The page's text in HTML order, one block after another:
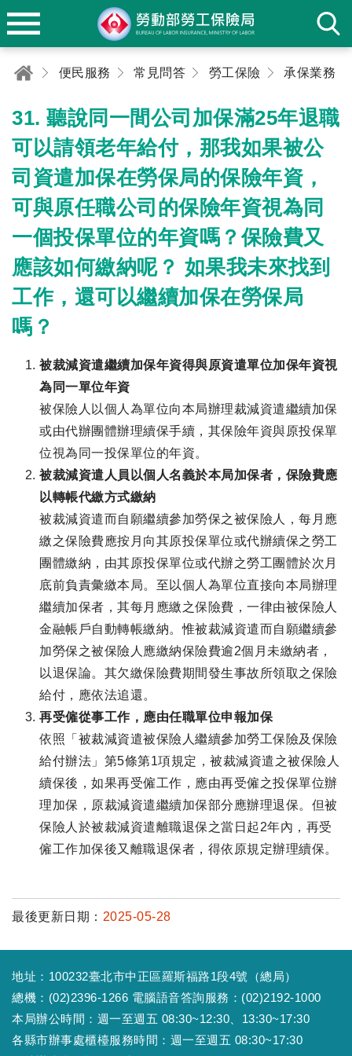
便民服務 常見問答 勞工保險 承保業務
31. 聽說同一間公司加保滿25年退職
可以請領老年給付，那我如果被公
司資遣加保在勞保局的保險年資，
可與原任職公司的保險年資視為同
一個投保單位的年資嗎？保險費又
應該如何繳納呢？ 如果我未來找到
工作，還可以繼續加保在勞保局
嗎？
被裁減資遣繼續加保年資得與原資遣單位加保年資視
為同一單位年資
被保險人以個人為單位向本局辦理裁減資遣繼續加保
或由代辦團體辦理續保手續，其保險年資與原投保單
位視為同一投保單位的年資。
被裁減資遣人員以個人名義於本局加保者，保險費應
以轉帳代繳方式繳納
被裁減資遣而自願繼續參加勞保之被保險人，每月應
繳之保險費應按月向其原投保單位或代辦續保之勞工
團體繳納，由其原投保單位或代辦之勞工團體於次月
底前負責彙繳本局。至以個人為單位直接向本局辦理
繼續加保者，其每月應繳之保險費，一律由被保險人
金融帳戶自動轉帳繳納。惟被裁減資遣而自願繼續參
加勞保之被保險人應繳納保險費逾2個月未繳納者，
以退保論。其欠繳保險費期間發生事故所領取之保險
給付，應依法追還。
再受僱從事工作，應由任職單位申報加保
依照「被裁減資遣被保險人繼續參加勞工保險及保險
給付辦法」第5條第1項規定，被裁減資遣之被保險人
續保後，如果再受僱工作，應由再受僱之投保單位辦
理加保，原裁減資遣繼續加保部分應辦理退保。但被
保險人於被裁減資遣離職退保之當日起2年內，再受
僱工作加保後又離職退保者，得依原規定辦理續保。
最後更新日期： 2025-05-28
地址：100232臺北市中正區羅斯福路1段4號（總局）
總機：(02)2396-1266 電腦語音答詢服務：(02)2192-1000
本局辦公時間：週一至週五 08:30~12:30、13:30~17:30
各縣市辦事處櫃檯服務時間：週一至週五 08:30~17:30